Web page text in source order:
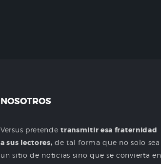
NOSOTROS
Versus pretendetransmitir esa fraternidad
a sus lectores, de tal forma que no solo sea
un sitio de noticias sino que se convierta en